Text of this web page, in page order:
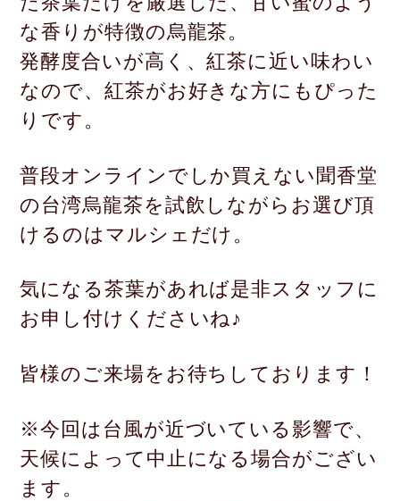
な香りが特徴の烏龍茶。
発酵度合いが高く、紅茶に近い味わい
なので、紅茶がお好きな方にもぴった
りです。
普段オンラインでしか買えない聞香堂
の台湾烏龍茶を試飲しながらお選び頂
けるのはマルシェだけ。
気になる茶葉があれば是非スタッフに
お申し付けくださいね♪
皆様のご来場をお待ちしております！
※今回は台風が近づいている影響で、
天候によって中止になる場合がござい
ます。